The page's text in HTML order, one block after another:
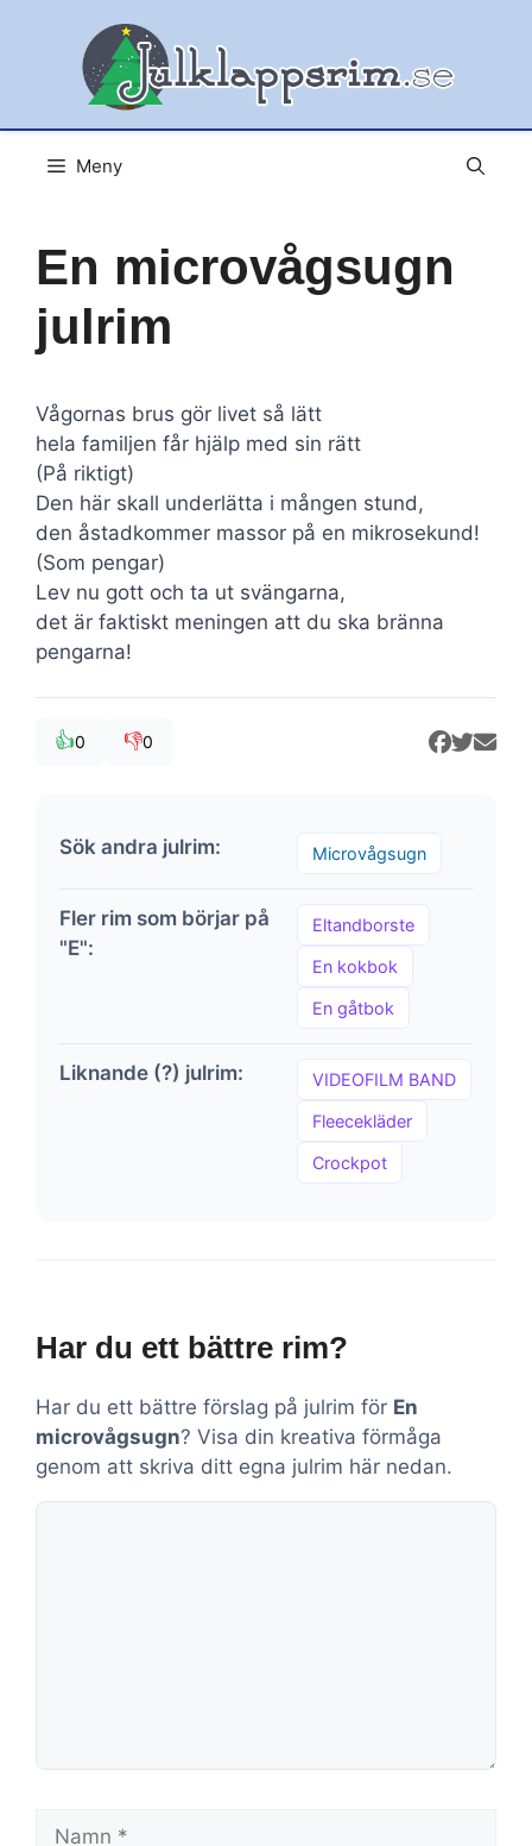
Meny
En microvågsugn
julrim
Vågornas brus gör livet så lätt
hela familjen får hjälp med sin rätt
(På riktigt)
Den här skall underlätta i mången stund,
den åstadkommer massor på en mikrosekund!
(Som pengar)
Lev nu gott och ta ut svängarna,
det är faktiskt meningen att du ska bränna
pengarna!
👍0 👎0
Sök andra julrim: Microvågsugn
Fler rim som börjar på
"E":
Eltandborste
En kokbok
En gåtbok
Liknande (?) julrim: VIDEOFILM BAND
Fleecekläder
Crockpot
Har du ett bättre rim?
Har du ett bättre förslag på julrim för En
microvågsugn? Visa din kreativa förmåga
genom att skriva ditt egna julrim här nedan.
Kommentar